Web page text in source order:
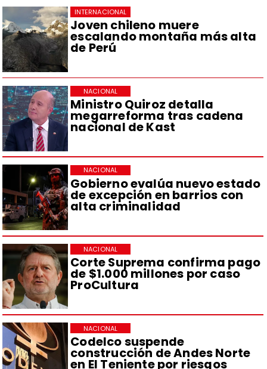
Joven chileno muere
escalando montaña más alta
de Perú
INTERNACIONAL
Ministro Quiroz detalla
megarreforma tras cadena
nacional de Kast
NACIONAL
Gobierno evalúa nuevo estado
de excepción en barrios con
alta criminalidad
NACIONAL
Corte Suprema confirma pago
de $1.000 millones por caso
ProCultura
NACIONAL
Codelco suspende
construcción de Andes Norte
en El Teniente por riesgos
NACIONAL